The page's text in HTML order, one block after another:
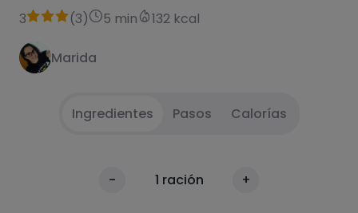
3 (3) 5 min 132 kcal
Marida
Ingredientes Pasos Calorías
- 1 ración +
Se ralla el tomate y se mezcla con el aceite.
Se extiende por el pan